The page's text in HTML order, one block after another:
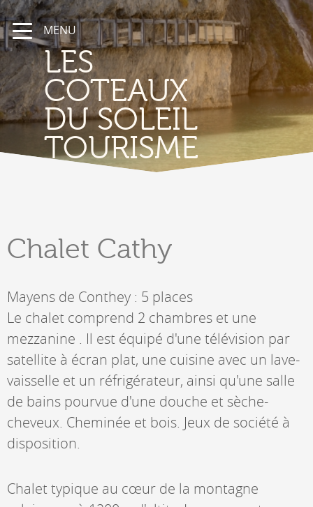
MENU
LES
COTEAUX
DU SOLEIL
TOURISME
Chalet Cathy
Mayens de Conthey : 5 places
Le chalet comprend 2 chambres et une
mezzanine . Il est équipé d'une télévision par
satellite à écran plat, une cuisine avec un lave-
vaisselle et un réfrigérateur, ainsi qu'une salle
de bains pourvue d'une douche et sèche-
cheveux. Cheminée et bois. Jeux de société à
disposition.
Chalet typique au cœur de la montagne